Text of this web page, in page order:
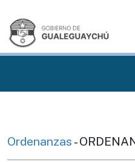
Ordenanzas -